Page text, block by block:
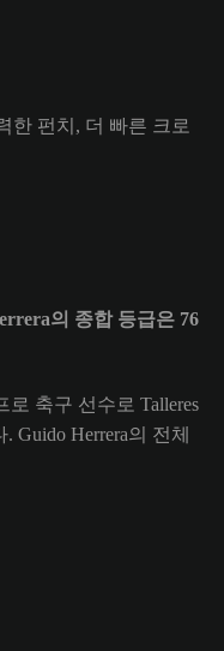
한 펀치, 더 빠른 크로
의 종합 등급은 76
로 축구 선수로 Talleres
Guido Herrera의 전체